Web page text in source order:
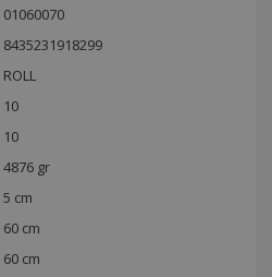
01060070
8435231918299
ROLL
10
10
4876 gr
5 cm
60 cm
60 cm